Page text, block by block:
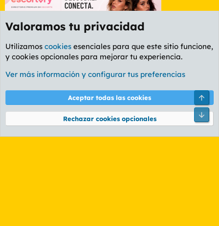
Etiquetas
Cookies
PL OLDSTYLE AMARILLO
Términos y reglas Política de privacidad Ayuda
Community platform by XenForo® © 2010-2026 XenForo Ltd.
Valoramos tu privacidad
Utilizamos cookies esenciales para que este sitio funcione,
y cookies opcionales para mejorar tu experiencia.
Ver más información y configurar tus preferencias
Aceptar todas las cookies
Rechazar cookies opcionales
Pie